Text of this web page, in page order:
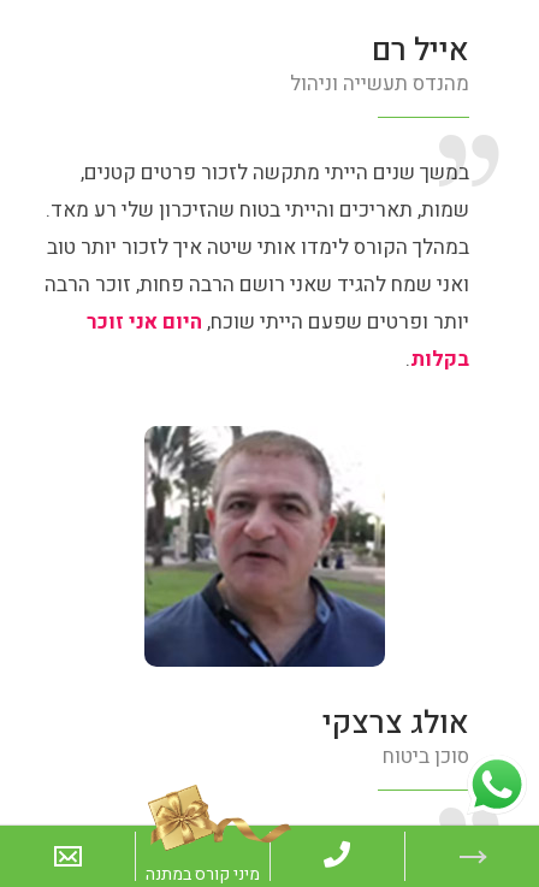
אייל רם
מהנדס תעשייה וניהול
במשך שנים הייתי מתקשה לזכור פרטים קטנים,
שמות, תאריכים והייתי בטוח שהזיכרון שלי רע מאד.
במהלך הקורס לימדו אותי שיטה איך לזכור יותר טוב
ואני שמח להגיד שאני רושם הרבה פחות, זוכר הרבה
יותר ופרטים שפעם הייתי שוכח, היום אני זוכר
בקלות.
אולג צרצקי
סוכן ביטוח
אני סוכן ביטוח ומשתמש בטכניקות שלמדתי בשיטת